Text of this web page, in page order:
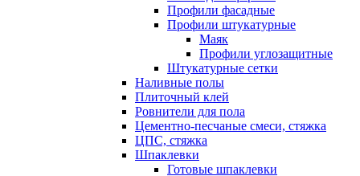
Профили фасадные
Профили штукатурные
Маяк
Профили углозащитные
Штукатурные сетки
Наливные полы
Плиточный клей
Ровнители для пола
Цементно-песчаные смеси, стяжка
ЦПС, стяжка
Шпаклевки
Готовые шпаклевки